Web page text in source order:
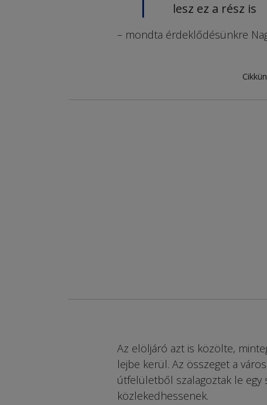
lesz ez a rész is
– mondta érdeklődésünkre
Az elöljáró azt is közölte,
lejbe kerül. Az összeget a
útfelületből szalagoztak le egy
közlekedhessenek.